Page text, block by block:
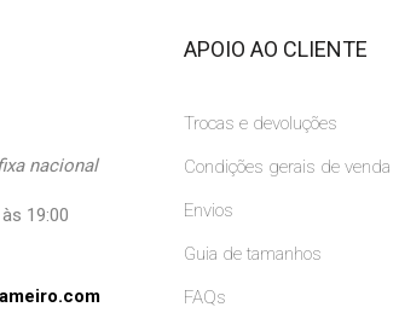
nacional
19:00
APOIO AO CLIENTE
Trocas e devoluções
Condições gerais de venda
Envios
Guia de tamanhos
FAQs